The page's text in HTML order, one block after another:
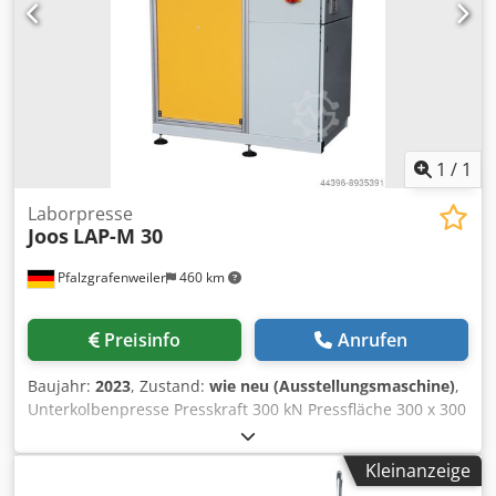
1 / 1
Pfalzgrafenweiler 460 km
Laborpresse
Joos LAP-M 30
Preisinfo Anrufen
Baujahr: 2023, Zustand: wie neu (Ausstellungsmaschine),
Unterkolbenpresse Presskraft 300 kN Pressfläche 300 x 300
mm spez. Druck 3,3 N/mm² Öffnung 200 mm Heizplatte als
massive Stahlheizplatte Elektrisch beheizt bis 250°C
Steuerung Siemens S7-1200 mit 12" TouchpanelKleinanzeige